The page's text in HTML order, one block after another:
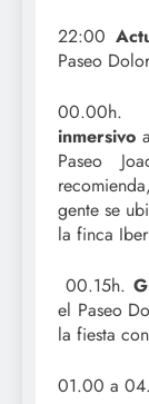
22:00
Paseo
00.00h.
inmersivo
Paseo
gente se
la finca
00.15h.
el Paseo
la fiesta
01.00 a